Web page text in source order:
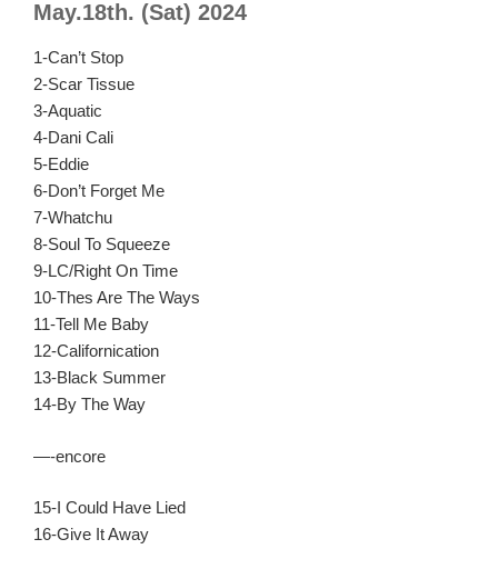
May.18th. (Sat) 2024
1-Can’t Stop
2-Scar Tissue
3-Aquatic
4-Dani Cali
5-Eddie
6-Don’t Forget Me
7-Whatchu
8-Soul To Squeeze
9-LC/Right On Time
10-Thes Are The Ways
11-Tell Me Baby
12-Californication
13-Black Summer
14-By The Way
—-encore
15-I Could Have Lied
16-Give It Away